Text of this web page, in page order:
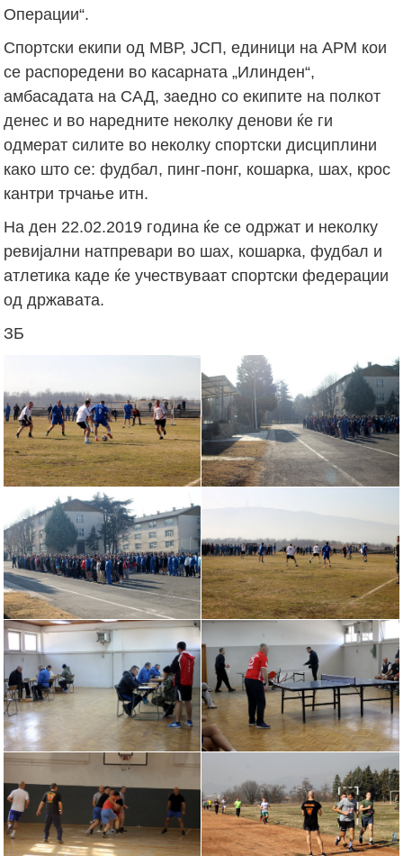
Операции“.
Спортски екипи од МВР, ЈСП, единици на АРМ кои
се распоредени во касарната „Илинден“,
амбасадата на САД, заедно со екипите на полкот
денес и во наредните неколку денови ќе ги
одмерат силите во неколку спортски дисциплини
како што се: фудбал, пинг-понг, кошарка, шах, крос
кантри трчање итн.
На ден 22.02.2019 година ќе се одржат и неколку
ревијални натпревари во шах, кошарка, фудбал и
атлетика каде ќе учествуваат спортски федерации
од државата.
ЗБ